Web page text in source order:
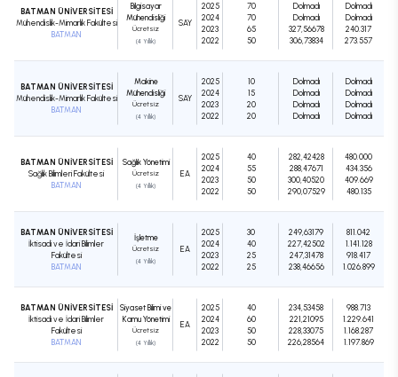
BATMAN ÜNİVERSİTESİ
Mühendislik-Mimarlık Fakültesi
BATMAN
Bilgisayar
Mühendisliği
Ücretsiz
(4 Yıllık)
SAY
2025
2024
2023
2022
70
70
65
50
Dolmadı
Dolmadı
327,56678
306,73834
Dolmadı
Dolmadı
240.317
273.557
BATMAN ÜNİVERSİTESİ
Mühendislik-Mimarlık Fakültesi
BATMAN
Makine
Mühendisliği
Ücretsiz
(4 Yıllık)
SAY
2025
2024
2023
2022
10
15
20
20
Dolmadı
Dolmadı
Dolmadı
Dolmadı
Dolmadı
Dolmadı
Dolmadı
Dolmadı
BATMAN ÜNİVERSİTESİ
Sağlık Bilimleri Fakültesi
BATMAN
Sağlık Yönetimi
Ücretsiz
(4 Yıllık)
EA
2025
2024
2023
2022
40
55
50
50
282,42428
288,47671
300,40520
290,07529
480.000
434.356
409.669
480.135
BATMAN ÜNİVERSİTESİ
İktisadi ve İdari Bilimler
Fakültesi
BATMAN
İşletme
Ücretsiz
(4 Yıllık)
EA
2025
2024
2023
2022
30
40
25
25
249,63179
227,42502
247,31478
238,46656
811.042
1.141.128
918.417
1.026.899
BATMAN ÜNİVERSİTESİ
İktisadi ve İdari Bilimler
Fakültesi
BATMAN
Siyaset Bilimi ve
Kamu Yönetimi
Ücretsiz
(4 Yıllık)
EA
2025
2024
2023
2022
40
60
50
50
234,53458
221,21095
228,33075
226,28564
988.713
1.229.641
1.168.287
1.197.869